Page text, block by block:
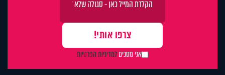
אני מסכיםלמדיניות הפרטיות